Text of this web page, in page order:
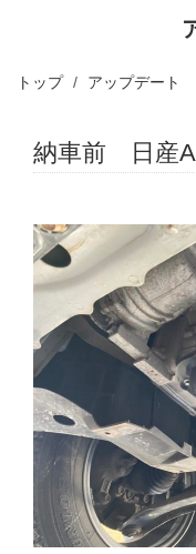
トップ アップデート
納車前 日産